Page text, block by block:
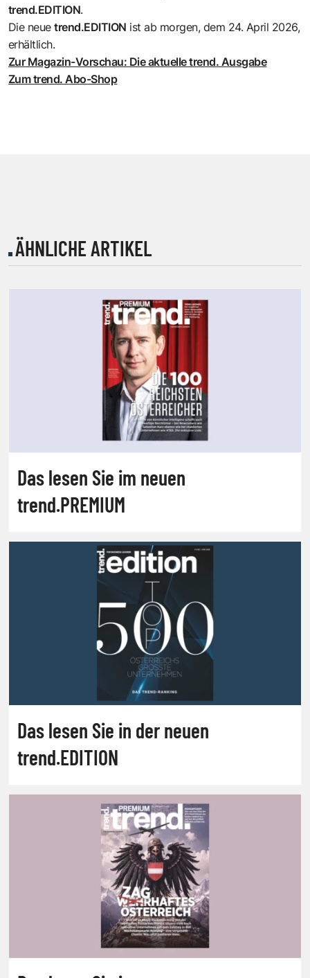
trend.EDITION.
Die neuetrend.EDITION ist ab morgen, dem 24. April 2026,
erhältlich.
Zur Magazin-Vorschau: Die aktuelle trend. Ausgabe
Zum trend. Abo-Shop
ÄHNLICHE ARTIKEL
Das lesen Sie im neuen
trend.PREMIUM
Das lesen Sie in der neuen
trend.EDITION